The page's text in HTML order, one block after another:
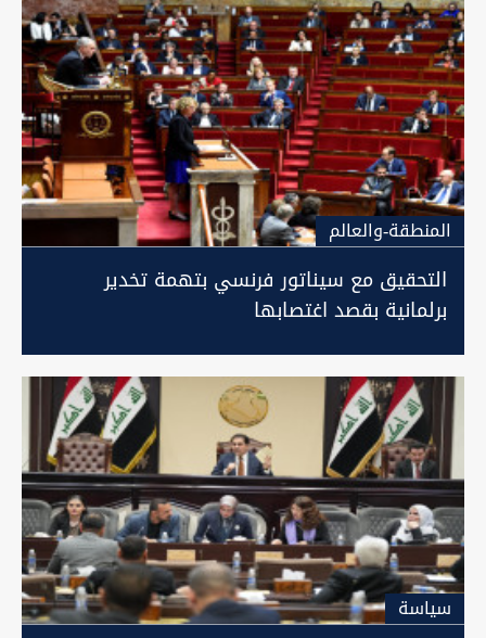
المنطقة-والعالم
التحقيق مع سيناتور فرنسي بتهمة تخدير
برلمانية بقصد اغتصابها
سیاسة